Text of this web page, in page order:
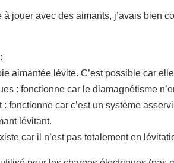
jouer avec des aimants, j’avais bien
aimantée lévite. C’est possible car
: fonctionne car le diamagnétisme
fonctionne car c’est un système
lévitant.
car il n’est pas totalement en